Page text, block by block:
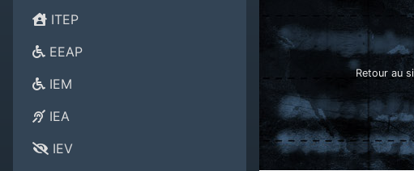
ITEP
EEAP
IEM
IEA
IEV
Retour au